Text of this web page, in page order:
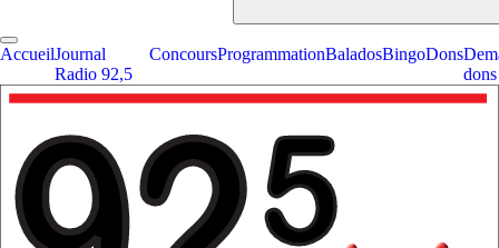
AccueilJournal
Radio 92,5
ConcoursProgrammationBaladosBingoDons
dons